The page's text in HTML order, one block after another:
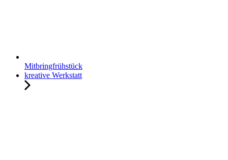
Mitbringfrühstück
kreative Werkstatt